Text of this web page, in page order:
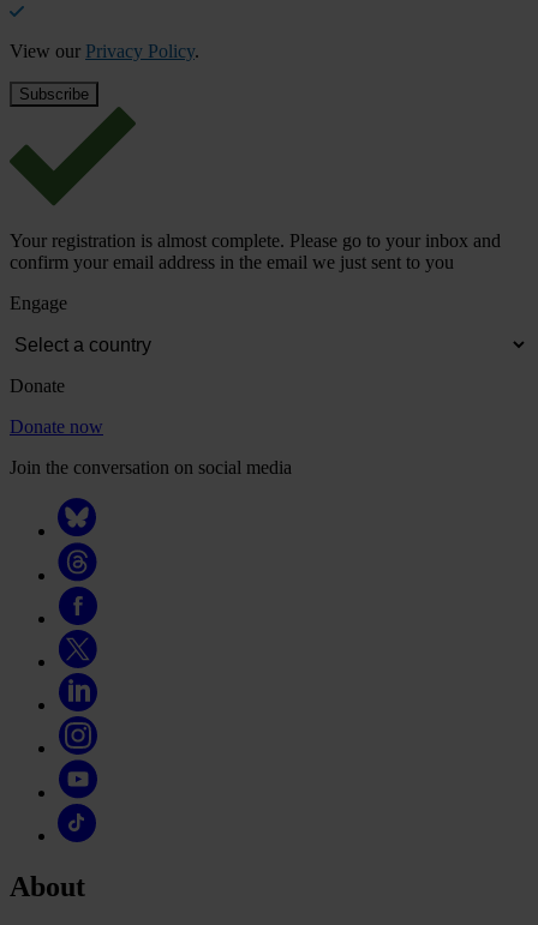
View our Privacy Policy.
Your registration is almost complete. Please go to your inbox and
confirm your email address in the email we just sent to you
Engage
Donate
Donate now
Join the conversation on social media
About